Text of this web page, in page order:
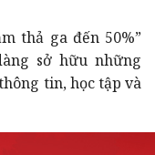
thả ga đến 50%”
sở hữu những
tin, học tập và